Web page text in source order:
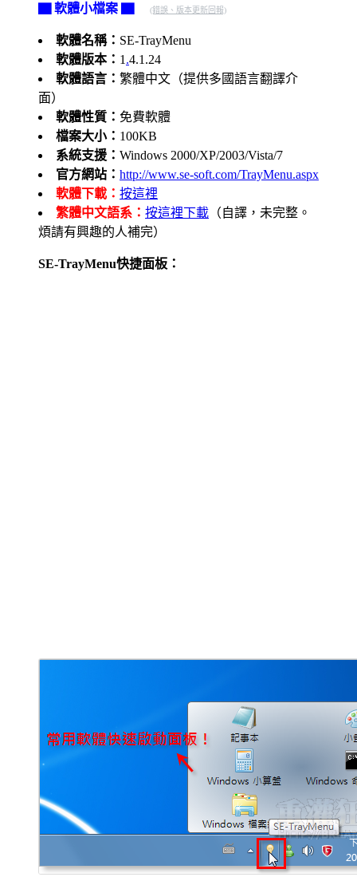
▇ 軟體小檔案 ▇ (錯誤、版本更新回報)
軟體名稱： SE-TrayMenu
軟體版本： 1 .4.1.24
軟體語言： 繁體中文（提供多國語言翻譯介
面）
軟體性質： 免費軟體
檔案大小： 100KB
系統支援： Windows 2000/XP/2003/Vista/7
官方網站： http://www.se-soft.com/TrayMenu.aspx
軟體下載： 按這裡
繁體中文語系： 按這裡下載 （自譯，未完整。
煩請有興趣的人補完）
SE-TrayMenu快捷面板：